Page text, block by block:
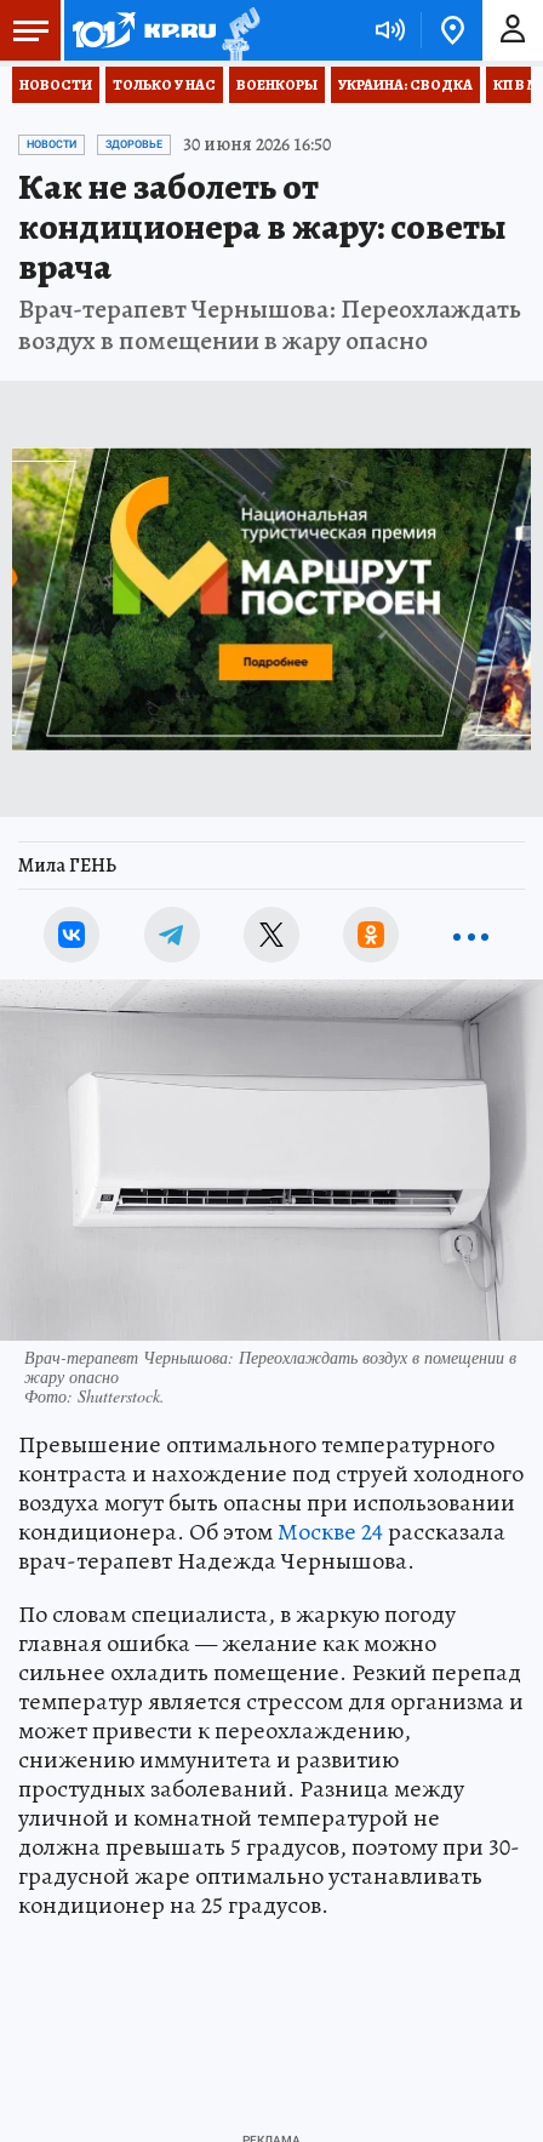
НОВОСТИ ТОЛЬКО У НАС ВОЕНКОРЫ УКРАИНА: СВОДКА КП В
НОВОСТИ ЗДОРОВЬЕ 30 июня 2026 16:50
Как не заболеть от
кондиционера в жару: советы
врача
Врач-терапевт Чернышова: Переохлаждать
воздух в помещении в жару опасно
Мила ГЕНЬ
Врач-терапевт Чернышова: Переохлаждать воздух в помещении в
жару опасно
Фото: Shutterstock.
Превышение оптимального температурного
контраста и нахождение под струей холодного
воздуха могут быть опасны при использовании
кондиционера. Об этомМоскве 24рассказала
врач-терапевт Надежда Чернышова.
По словам специалиста, в жаркую погоду
главная ошибка — желание как можно
сильнее охладить помещение. Резкий перепад
температур является стрессом для организма и
может привести к переохлаждению,
снижению иммунитета и развитию
простудных заболеваний. Разница между
уличной и комнатной температурой не
должна превышать 5 градусов, поэтому при 30-
градусной жаре оптимально устанавливать
кондиционер на 25 градусов.